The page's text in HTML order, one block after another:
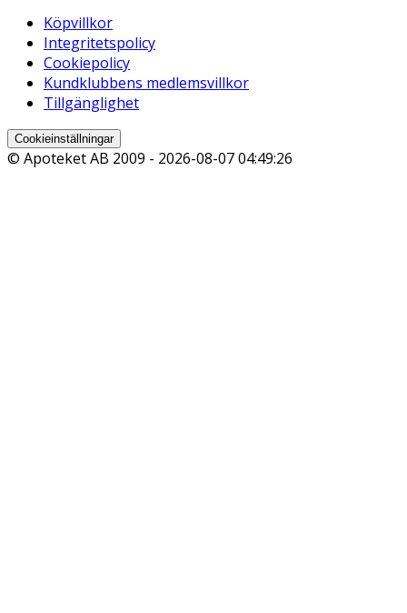
Köpvillkor
Integritetspolicy
Cookiepolicy
Kundklubbens medlemsvillkor
Tillgänglighet
Cookieinställningar
© Apoteket AB 2009 - 2026-08-07 04:49:26